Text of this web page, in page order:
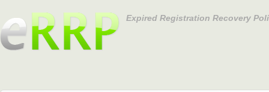
Expired Registration Recovery